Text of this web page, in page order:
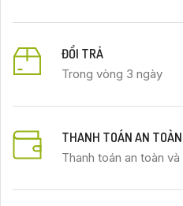
ĐỔI TRẢ
Trong vòng 3 ngày
THANH TOÁN AN TOÀN
Thanh toán an toàn